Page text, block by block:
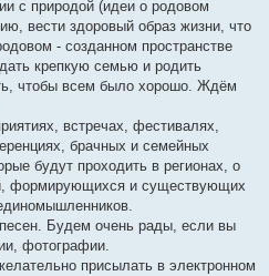
с природой (идеи о родовом
вести здоровый образ жизни, что
- созданном пространстве
крепкую семью и родить
чтобы всем было хорошо. Ждём
встречах, фестивалях,
брачных и семейных
будут проходить в регионах, о
формирующихся и существующих
Будем очень рады, если вы
фотографии.
присылать в электронном